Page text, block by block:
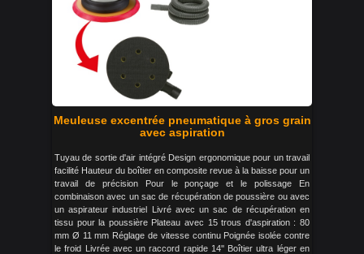
Meuleuse excentrée pneumatique à gros grain
avec aspiration
Tuyau de sortie d'air intégré Design ergonomique pour un travail
facilité Hauteur du boîtier en composite revue à la baisse pour un
travail de précision Pour le ponçage et le polissage En
combinaison avec un sac de récupération de poussière ou avec
un aspirateur industriel Livré avec un sac de récupération en
tissu pour la poussière Plateau avec 15 trous d'aspiration : 80
mm Ø 11 mm Réglage de vitesse continu Poignée isolée contre
le froid Livrée avec un raccord rapide 14'' Boîtier ultra léger en